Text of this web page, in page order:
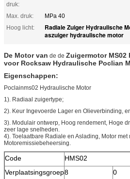
druk:
Max. druk:
MPa 40
Hoog licht:
Radiale Zuiger Hydraulische
aszuiger hydraulische motor
De Motorvan de de Zuigermotor MS02
voor Rocksaw Hydraulische Poclian
Eigenschappen:
Poclainms02 Hydraulische Motor
1). Radiaal zuigertype;
2). Keur Ingevoerde Lager en Olieverbinding,
3). Modulair ontwerp, Hoog rendement, Hoge
zeer lage snelheden.
4). Toelaatbare Radiale en Aslading, Motor met
Motoremissiebeheersing.
Code
HMS02
Verplaatsingsgroep8 0